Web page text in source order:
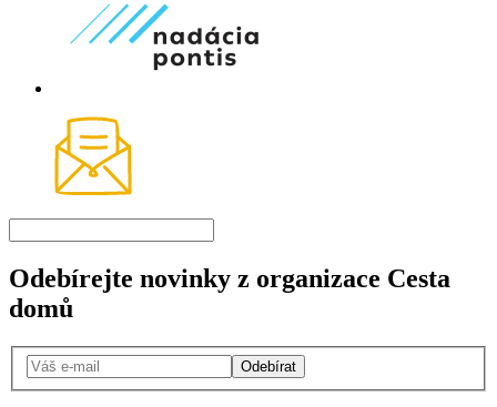
Odebírejte novinky z organizace Cesta
domů
Odebírat